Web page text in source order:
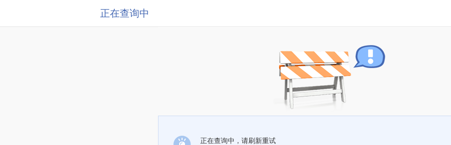
正在查询中
正在查询中，请刷新重试